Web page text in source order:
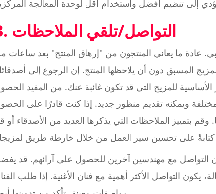
3. التواصل/تلقي الملاحظات
عادة ما يعاني المنتجون من "إرهاق المنتج" بعد ساعات
المسبق دون أن يلاحظها المنتج. إن الرجوع إلى
الأساسية للمزيج التي قد تكون غائبة عنك. من المفيد
ويمكنه تقديم منظور جديد. إذا كنت قادرًا على
بتمييز الملاحظات التي يذكرها العديد من الأصدقاء أو
التواصل مع مهندسين آخرين للحصول على آرائهم. قد
التواصل الأكثر أهمية مع فنان الأغنية. إذا طلب